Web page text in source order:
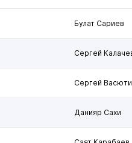
Булат Сариев
Сергей
Сергей
Данияр Сахи